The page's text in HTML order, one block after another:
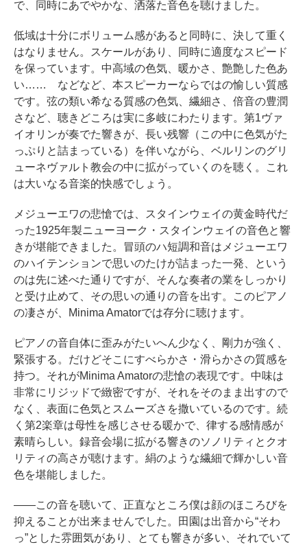
で、同時にあでやかな、洒落た音色を聴けました。
低域は十分にボリューム感があると同時に、決して重く
はなりません。スケールがあり、同時に適度なスピード
を保っています。中高域の色気、暖かさ、艶艶した色あ
い…… などなど、本スピーカーならではの愉しい質感
です。弦の類い希なる質感の色気、繊細さ、倍音の豊潤
さなど、聴きどころは実に多岐にわたります。第1ヴァ
イオリンが奏でた響きが、長い残響（この中に色気がた
っぷりと詰まっている）を伴いながら、ベルリンのグリ
ューネヴァルト教会の中に拡がっていくのを聴く。これ
は大いなる音楽的快感でしょう。
メジューエワの悲愴では、スタインウェイの黄金時代だ
った1925年製ニューヨーク・スタインウェイの音色と響
きが堪能できました。冒頭のハ短調和音はメジューエワ
のハイテンションで思いのたけが詰まった一発、という
のは先に述べた通りですが、そんな奏者の業をしっかり
と受け止めて、その思いの通りの音を出す。このピアノ
の凄さが、Minima Amatorでは存分に聴けます。
ピアノの音自体に歪みがたいへん少なく、剛力が強く、
緊張する。だけどそこにすべらかさ・滑らかさの質感を
持つ。それがMinima Amatorの悲愴の表現です。中味は
非常にリジッドで緻密ですが、それをそのまま出すので
なく、表面に色気とスムーズさを撒いているのです。続
く第2楽章は母性を感じさせる暖かで、律する感情感が
素晴らしい。録音会場に拡がる響きのソノリティとクオ
リティの高さが聴けます。絹のような繊細で輝かしい音
色を堪能しました。
――この音を聴いて、正直なところ僕は顔のほころびを
抑えることが出来ませんでした。田園は出音から“そわ
っ”とした雰囲気があり、とても響きが多い、それでいて